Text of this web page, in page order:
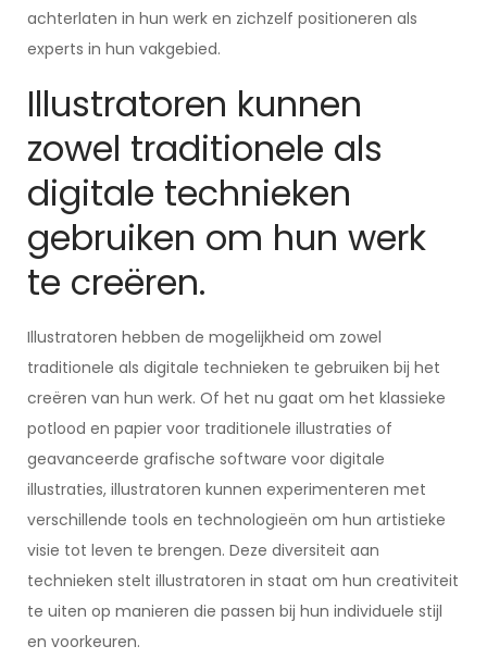
achterlaten in hun werk en zichzelf positioneren als
experts in hun vakgebied.
Illustratoren kunnen
zowel traditionele als
digitale technieken
gebruiken om hun werk
te creëren.
Illustratoren hebben de mogelijkheid om zowel
traditionele als digitale technieken te gebruiken bij het
creëren van hun werk. Of het nu gaat om het klassieke
potlood en papier voor traditionele illustraties of
geavanceerde grafische software voor digitale
illustraties, illustratoren kunnen experimenteren met
verschillende tools en technologieën om hun artistieke
visie tot leven te brengen. Deze diversiteit aan
technieken stelt illustratoren in staat om hun creativiteit
te uiten op manieren die passen bij hun individuele stijl
en voorkeuren.